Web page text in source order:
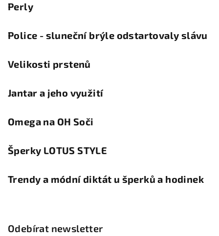
Perly
Police - sluneční brýle odstartovaly slávu
Velikosti prstenů
Jantar a jeho využití
Omega na OH Soči
Šperky LOTUS STYLE
Trendy a módní diktát u šperků a hodinek
Odebírat newsletter